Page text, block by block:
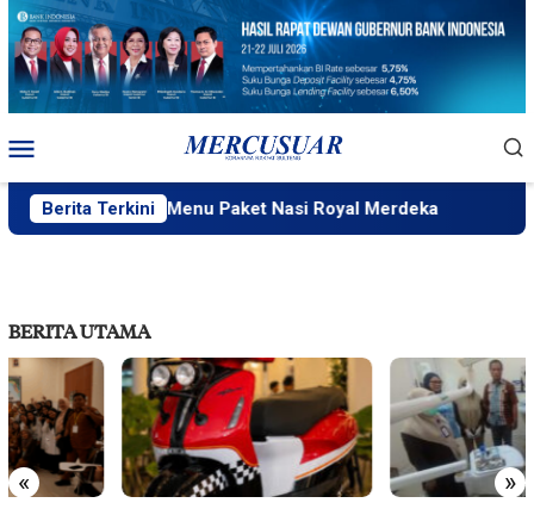
Loncat
konten
Mobile
Berita Terkini
Wahyudi, Menu Paket Nasi Royal Merdeka
BERITA UTAMA
« »